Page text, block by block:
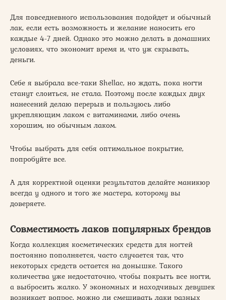
Для повседневного использования подойдет и обычный
лак, если есть возможность и желание наносить его
каждые 4-7 дней. Однако это можно делать в домашних
условиях, что экономит время и, что уж скрывать,
деньги.
Себе я выбрала все-таки Shellac, но ждать, пока ногти
станут слоиться, не стала. Поэтому после каждых двух
нанесений делаю перерыв и пользуюсь либо
укрепляющим лаком с витаминами, либо очень
хорошим, но обычным лаком.
Чтобы выбрать для себя оптимальное покрытие,
попробуйте все.
А для корректной оценки результатов делайте маникюр
всегда у одного и того же мастера, которому вы
доверяете.
Совместимость лаков популярных брендов
Когда коллекция косметических средств для ногтей
постоянно пополняется, часто случается так, что
некоторых средств остается на донышке. Такого
количества уже недостаточно, чтобы покрыть все ногти,
а выбросить жалко. У экономных и находчивых девушек
возникает вопрос, можно ли смешивать лаки разных